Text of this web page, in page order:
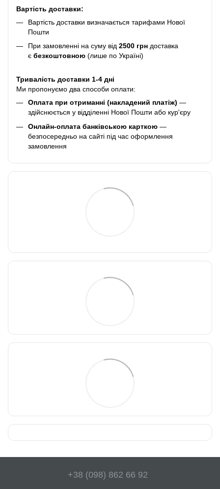
Вартість доставки:
Вартість доставки визначається тарифами Нової
Пошти
При замовленні на суму від 2500 грн доставка
є безкоштовною (лише по Україні)
Тривалість доставки 1-4 дні
Ми пропонуємо два способи оплати:
Оплата при отриманні (накладений платіж) —
здійснюється у відділенні Нової Пошти або кур'єру
Онлайн-оплата банківською карткою —
безпосередньо на сайті під час оформлення
замовлення
+38 (098) 862 66 92